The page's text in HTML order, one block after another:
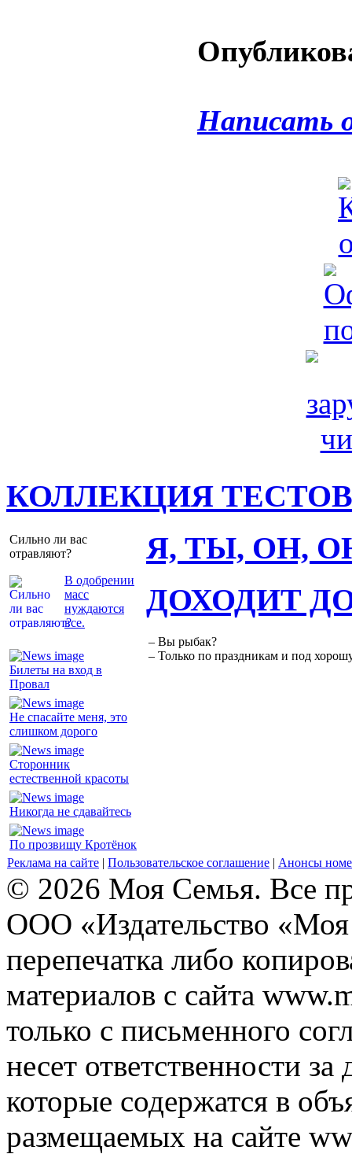
Написать
КОЛЛЕКЦИЯ ТЕСТОВ
Сильно ли вас
отравляют?
В одобрении
масс
нуждаются
все.
Я, ТЫ, ОН,
Билеты на вход в
Провал
Не спасайте меня, это
слишком дорого
Сторонник
естественной красоты
Никогда не сдавайтесь
По прозвищу Кротёнок
ДОХОДИТ
– Вы рыбак?
– Только по праздникам и под
Реклама на сайте | Пользовательское соглашение | Анонсы
© 2026 Моя Семья. Все
ООО «Издательство
перепечатка либо
материалов с сайта
только с письменного
несет ответственности
которые содержатся в
размещаемых на сайте